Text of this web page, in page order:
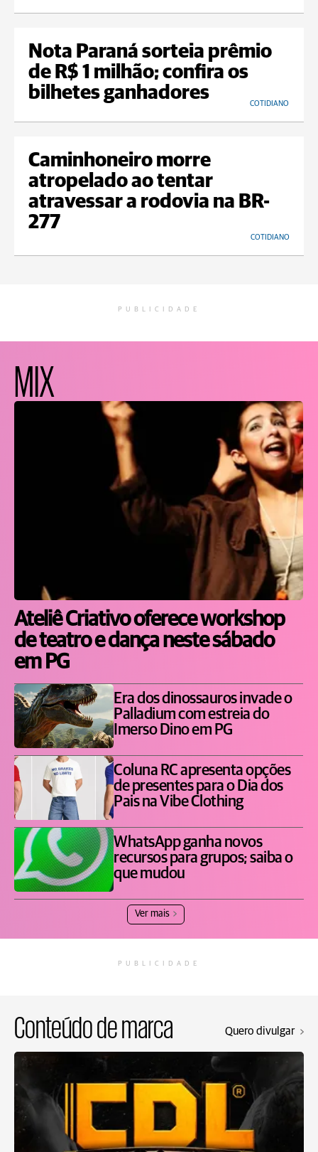
Nota Paraná sorteia prêmio
de R$ 1 milhão; confira os
bilhetes ganhadores
COTIDIANO
Caminhoneiro morre
atropelado ao tentar
atravessar a rodovia na BR-
277
COTIDIANO
PUBLICIDADE
MIX
Ateliê Criativo oferece workshop
de teatro e dança neste sábado
em PG
Era dos dinossauros invade o
Palladium com estreia do
Imerso Dino em PG
Coluna RC apresenta opções
de presentes para o Dia dos
Pais na Vibe Clothing
WhatsApp ganha novos
recursos para grupos; saiba o
que mudou
Ver mais
PUBLICIDADE
Conteúdo de marca Quero divulgar